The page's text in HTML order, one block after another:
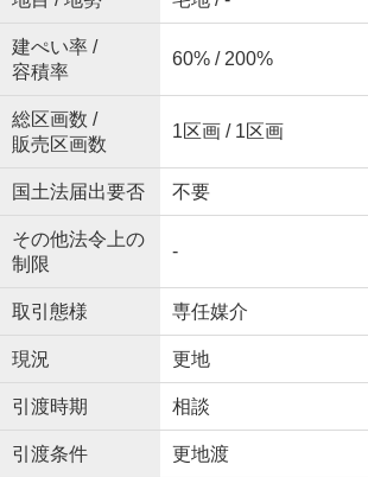
建ぺい率 /
容積率
60% / 200%
総区画数 /
販売区画数
1区画 / 1区画
国土法届出要否 不要
その他法令上の
制限
-
取引態様 専任媒介
現況 更地
引渡時期 相談
引渡条件 更地渡